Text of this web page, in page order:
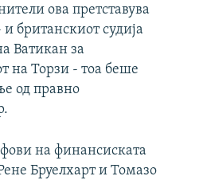
ова претставува
британскиот судија
Ватикан за
на Торзи - тоа беше
од правно
на финансиската
Бруелхарт и Томазо